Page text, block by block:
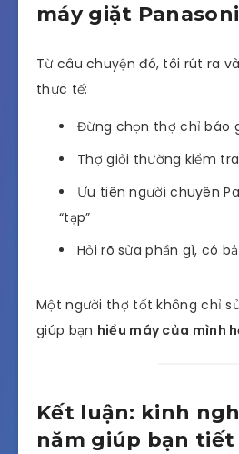
máy giặt
Từ câu chuyện đó, tôi rút ra
thực tế:
Đừng chọn thợ chỉ báo
Thợ giỏi thường kiểm
Ưu tiên người chuyên
“tạp”
Hỏi rõ sửa phần gì, có
Một người thợ tốt không chỉ
giúp bạn hiểu máy của mình
Kết luận: kinh
năm giúp bạn tiết